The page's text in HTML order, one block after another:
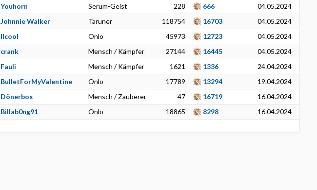
Youhorn
Serum-Geist 228 666
04.05.2024
Johnnie Walker
Taruner 118754 16703
04.05.2024
llcool
Onlo 45973 12723
04.05.2024
crank
Mensch / Kämpfer 27144 16445
04.05.2024
Fauli
Mensch / Kämpfer 1621 1336
24.04.2024
BulletForMyValentine
Onlo 17789 13294
19.04.2024
Dönerbox
Mensch / Zauberer 47 16719
16.04.2024
Billab0ng91
Onlo 18865 8298 16.04.2024